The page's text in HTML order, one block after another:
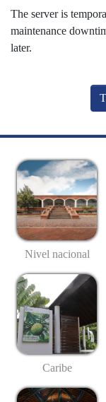
The server is
maintenance
later.
Nivel nacional
Caribe